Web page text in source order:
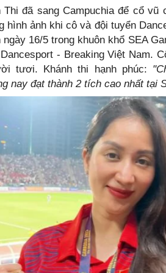
Thi đã sang Campuchia để cổ vũ
hình ảnh khi cô và đội tuyển
ngày 16/5 trong khuôn khổ SEA
- Breaking Việt Nam.
tươi. Khánh thi hạnh phúc:
nay đạt thành 2 tích cao nhất tại